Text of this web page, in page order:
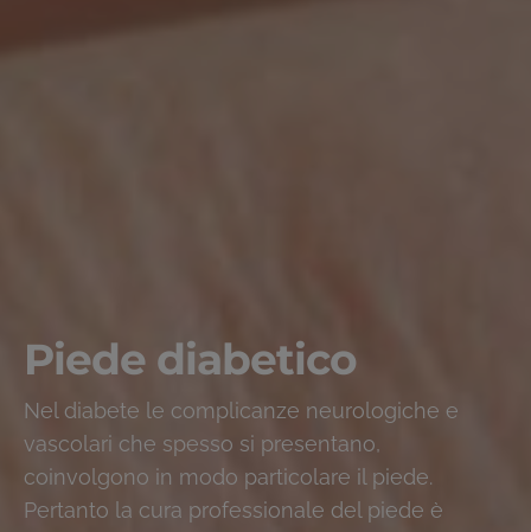
Piede diabetico
Nel diabete le complicanze neurologiche e
vascolari che spesso si presentano,
coinvolgono in modo particolare il piede.
Pertanto la cura professionale del piede è